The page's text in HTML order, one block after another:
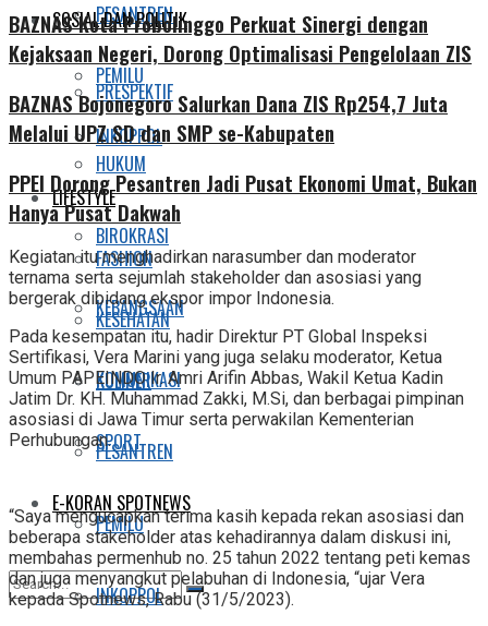
PESANTREN
PEMILU
INKOPPOL
LIFESTYLE
FASHION
KESEHATAN
KULINER
SPORT
E-KORAN SPOTNEWS
SOSIAL DAN POLITIK
PRESPEKTIF
HUKUM
BIROKRASI
KEBANGSAAN
KOMUNIKASI
PESANTREN
PEMILU
INKOPPOL
BAZNAS Kota Probolinggo Perkuat Sinergi dengan
Kejaksaan Negeri, Dorong Optimalisasi Pengelolaan ZIS
BAZNAS Bojonegoro Salurkan Dana ZIS Rp254,7 Juta
Melalui UPZ SD dan SMP se-Kabupaten
PPEI Dorong Pesantren Jadi Pusat Ekonomi Umat, Bukan
Hanya Pusat Dakwah
Kegiatan itu menghadirkan narasumber dan moderator
ternama serta sejumlah stakeholder dan asosiasi yang
bergerak dibidang ekspor impor Indonesia.
Pada kesempatan itu, hadir Direktur PT Global Inspeksi
Sertifikasi, Vera Marini yang juga selaku moderator, Ketua
Umum PAPEINDO Ir. Amri Arifin Abbas, Wakil Ketua Kadin
Jatim Dr. KH. Muhammad Zakki, M.Si, dan berbagai pimpinan
asosiasi di Jawa Timur serta perwakilan Kementerian
Perhubungan.
“Saya mengucapkan terima kasih kepada rekan asosiasi dan
beberapa stakeholder atas kehadirannya dalam diskusi ini,
membahas permenhub no. 25 tahun 2022 tentang peti kemas
dan juga menyangkut pelabuhan di Indonesia, “ujar Vera
kepada Spotnews, Rabu (31/5/2023).